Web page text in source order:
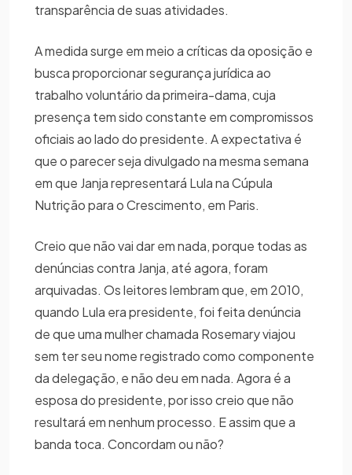
transparência de suas atividades.
A medida surge em meio a críticas da oposição e
busca proporcionar segurança jurídica ao
trabalho voluntário da primeira-dama, cuja
presença tem sido constante em compromissos
oficiais ao lado do presidente. A expectativa é
que o parecer seja divulgado na mesma semana
em que Janja representará Lula na Cúpula
Nutrição para o Crescimento, em Paris.
Creio que não vai dar em nada, porque todas as
denúncias contra Janja, até agora, foram
arquivadas. Os leitores lembram que, em 2010,
quando Lula era presidente, foi feita denúncia
de que uma mulher chamada Rosemary viajou
sem ter seu nome registrado como componente
da delegação, e não deu em nada. Agora é a
esposa do presidente, por isso creio que não
resultará em nenhum processo. E assim que a
banda toca. Concordam ou não?